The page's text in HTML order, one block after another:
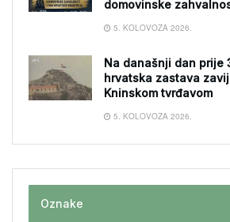
domovinske
5. KOLOVOZA 2026.
Na današnji dan prije
hrvatska zastava
Kninskom tvrđavom
5. KOLOVOZA 2026.
Oznake